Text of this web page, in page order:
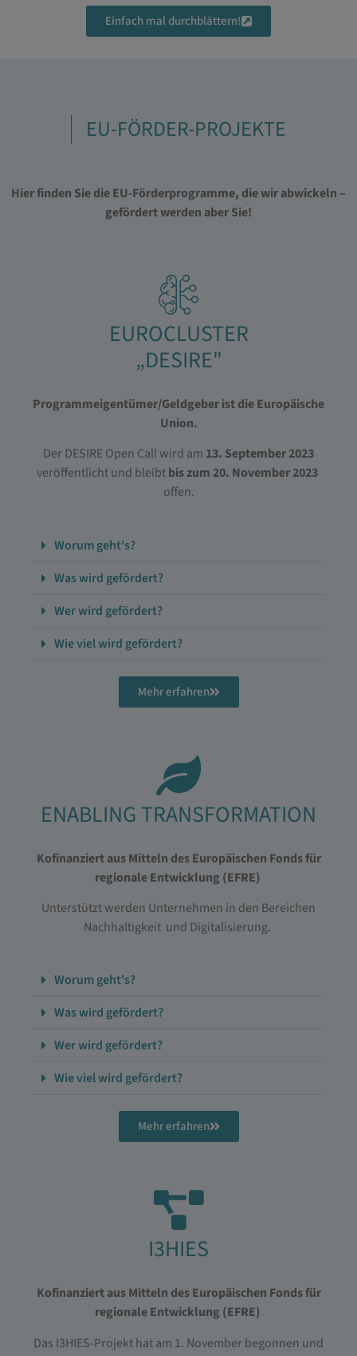
Einfach mal durchblättern!
EU-FÖRDER-PROJEKTE
Hier finden Sie die EU-Förderprogramme, die wir abwickeln –
gefördert werden aber Sie!
EUROCLUSTER
„DESIRE"
Programmeigentümer/Geldgeber ist die Europäische
Union.
Der DESIRE Open Call wird am 13. September 2023
veröffentlicht und bleibtbis zum 20. November 2023
offen.
Worum geht's?
Was wird gefördert?
Wer wird gefördert?
Wie viel wird gefördert?
Mehr erfahren
ENABLING TRANSFORMATION
Kofinanziert aus Mitteln des Europäischen Fonds für
regionale Entwicklung (EFRE)
Unterstützt werden Unternehmen in den Bereichen
Nachhaltigkeit und Digitalisierung.
Worum geht's?
Was wird gefördert?
Wer wird gefördert?
Wie viel wird gefördert?
Mehr erfahren
I3HIES
Kofinanziert aus Mitteln des Europäischen Fonds für
regionale Entwicklung (EFRE)
Das I3HIES-Projekt hat am 1. November begonnen und